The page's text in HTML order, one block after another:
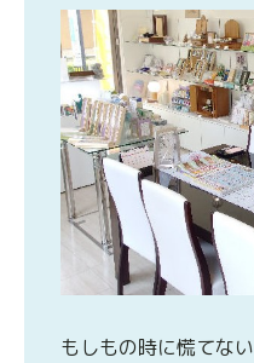
もしもの時に慌てな